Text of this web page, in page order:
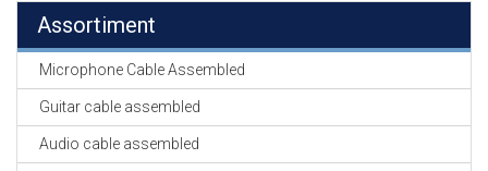
Assortiment
Microphone Cable Assembled
Guitar cable assembled
Audio cable assembled